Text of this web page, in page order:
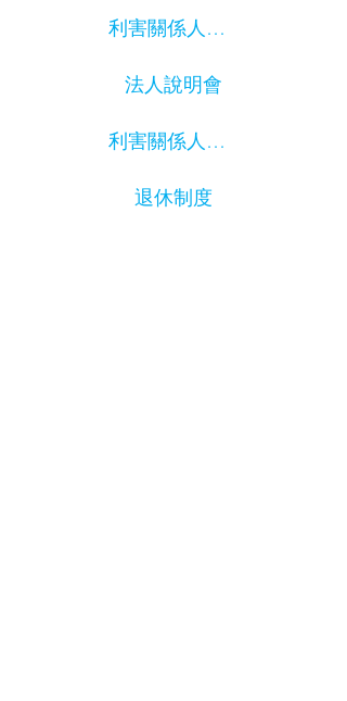
利害關係人溝通
法人說明會
利害關係人聯絡窗口
退休制度